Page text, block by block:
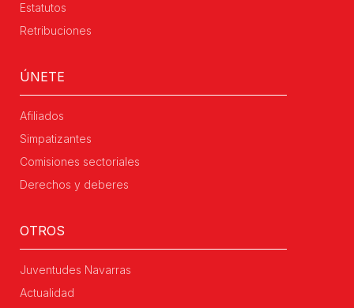
Estatutos
Retribuciones
ÚNETE
Afiliados
Simpatizantes
Comisiones sectoriales
Derechos y deberes
OTROS
Juventudes Navarras
Actualidad